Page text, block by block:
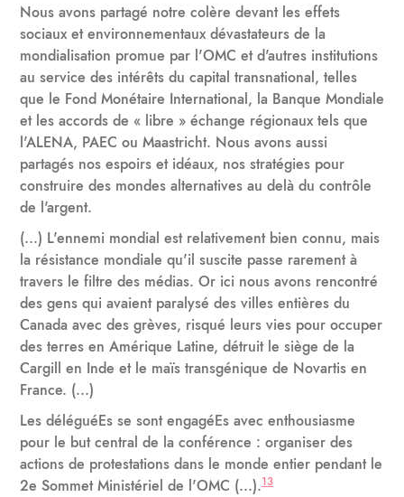
Nous avons partagé notre colère devant les effets
sociaux et environnementaux dévastateurs de la
mondialisation promue par l'OMC et d'autres institutions
au service des intérêts du capital transnational, telles
que le Fond Monétaire International, la Banque Mondiale
et les accords de « libre » échange régionaux tels que
l'ALENA, PAEC ou Maastricht. Nous avons aussi
partagés nos espoirs et idéaux, nos stratégies pour
construire des mondes alternatives au delà du contrôle
de l'argent.
(...) L'ennemi mondial est relativement bien connu, mais
la résistance mondiale qu'il suscite passe rarement à
travers le filtre des médias. Or ici nous avons rencontré
des gens qui avaient paralysé des villes entières du
Canada avec des grèves, risqué leurs vies pour occuper
des terres en Amérique Latine, détruit le siège de la
Cargill en Inde et le maïs transgénique de Novartis en
France. (...)
Les déléguéEs se sont engagéEs avec enthousiasme
pour le but central de la conférence : organiser des
actions de protestations dans le monde entier pendant le
2e Sommet Ministériel de l'OMC (...).13